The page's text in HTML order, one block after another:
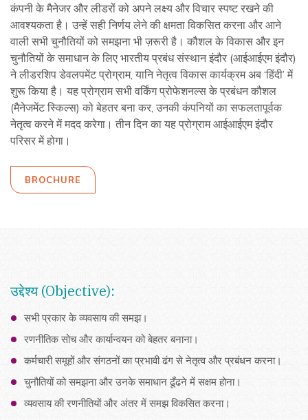
कंपनी के मैनेजर और लीडरों को अपने लक्ष्य और विचार स्पष्ट रखने की
आवश्यकता है। उन्हें सही निर्णय लेने की क्षमता विकसित करना और आने
वाली सभी चुनौतियों को समझना भी ज़रूरी है। कौशल के विकास और इन
चुनौतियों के समाधान के लिए भारतीय प्रबंध संस्थान इंदौर (आईआईएम इंदौर)
ने लीडरशिप डेवलपमेंट प्रोग्राम, यानि नेतृत्व विकास कार्यक्रम अब ‘हिंदी’ में
शुरू किया है। यह प्रोग्राम सभी वर्किंग प्रोफेशनल्स के प्रबंधन कौशल
(मैनेजमेंट स्किल्स) को बेहतर बना कर, उनकी कंपनियों का सफलतापूर्वक
नेतृत्व करने में मदद करेगा। तीन दिन का यह प्रोग्राम आईआईएम इंदौर
परिसर में होगा।
BROCHURE
उद्देश्य (Objective):
सभी प्रकार के व्यवसाय की समझ।
रणनीतिक सोच और कार्यान्वयन को बेहतर बनाना।
कर्मचारी समूहों और संगठनों का प्रभावी ढंग से नेतृत्व और प्रबंधन करना।
चुनौतियों को समझना और उनके समाधान ढूँढने में सक्षम होना।
व्यवसाय की रणनीतियों और अंतर में समझ विकसित करना।